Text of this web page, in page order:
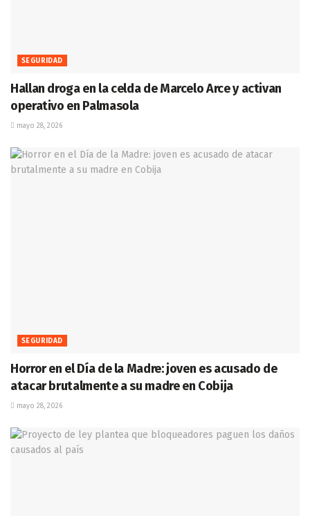
SEGURIDAD
Hallan droga en la celda de Marcelo Arce y activan
operativo en Palmasola
mayo 28, 2026
SEGURIDAD
Horror en el Día de la Madre: joven es acusado de
atacar brutalmente a su madre en Cobija
mayo 28, 2026